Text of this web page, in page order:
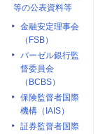
等の公表資料等
金融安定理事会
（FSB）
バーゼル銀行監
督委員会
（BCBS）
保険監督者国際
機構（IAIS）
証券監督者国際